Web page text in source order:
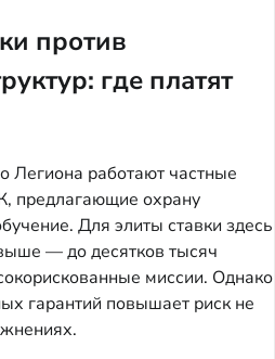
против
где платят
Легиона работают частные
предлагающие охрану
Для элиты ставки здесь
— до десятков тысяч
миссии. Однако
гарантий повышает риск не